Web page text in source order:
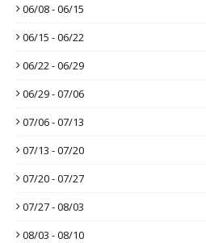
06/08 - 06/15
06/15 - 06/22
06/22 - 06/29
06/29 - 07/06
07/06 - 07/13
07/13 - 07/20
07/20 - 07/27
07/27 - 08/03
08/03 - 08/10